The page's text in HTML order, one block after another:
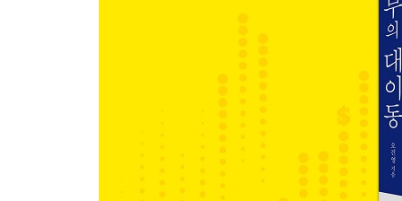
위안화의 인기는 왜 시들해졌나
-왜 모두가 ‘위안화 투자’를 외쳤을까?
-한국과 중국 간의 특수성을 고려해야
펀더멘털이 강한 한국 원화의 매력
-이머징 국가들의 힘겨운 경기 부양
-‘IMF 사태’의 아픈 기억